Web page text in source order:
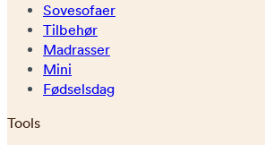
Sovesofaer
Tilbehør
Madrasser
Mini
Fødselsdag
Tools